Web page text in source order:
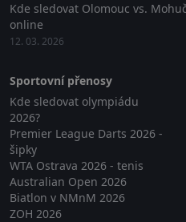
Kde sledovat Olomouc vs.
online
12. 03. 2026
Sportovní přenosy
Kde sledovat olympiádu
2026?
Premier League Darts 2026 -
šipky
WTA Ostrava 2026 - tenis
Australian Open 2026
Biatlon v NMnM 2026
ZOH 2026